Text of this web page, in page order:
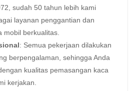
sudah 50 tahun lebih kami
layanan penggantian dan
mobil berkualitas.
: Semua pekerjaan dilakukan
berpengalaman, sehingga Anda
kualitas pemasangan kaca
kerjakan.